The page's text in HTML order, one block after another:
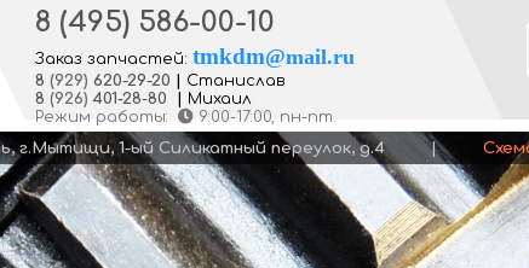
8 (495) 586-00-10
Заказ запчастей: tmkdm@mail.ru
8 (929) 620-29-20
Станислав
8 (926) 401-28-80
Михаил
Режим работы:
9:00-17:00, пн-пт.
г.Мытищи, 1-ый Силикатный переулок, д.4 |